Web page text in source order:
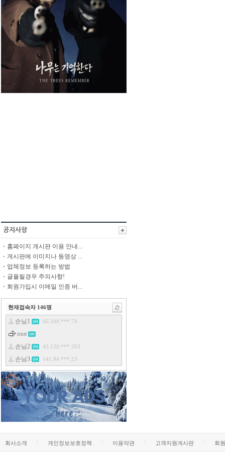
홈페이지 게시판 이용 안내...
게시판에 이미지나 동영상 ...
업체정보 등록하는 방법
글올릴경우 주의사항!
회원가입시 이메일 인증 버...
현재접속자 146명
회사소개 개인정보보호정책 이용약관 고객지원게시판 회